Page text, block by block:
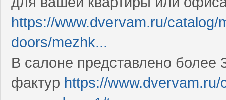
https://www.dvervam.ru/
doors/mezhk...
В салоне представлено более
фактур https://